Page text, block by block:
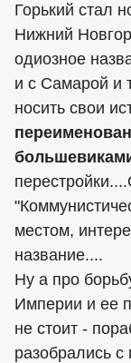
Горький стал
Нижний
одиозное
и с Самарой и
носить свои
местом,
название....
Ну а про
Империи и ее
не стоит -
разобрались